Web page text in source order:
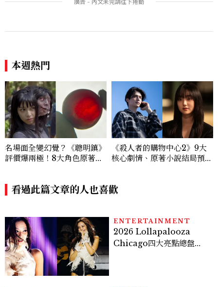
Sink
本週熱門
名場面全變幻覺？《聰明鎮》
評價爆兩極！8大角色原著差
玉果邏輯翻車
《殺人者的購物中心2》9大
核心劇情、原著小說結局預測
變
看過此篇文章的人也喜歡
ENTERTAINMENT
2026 Lollapalooza
Chicago四大亮點總盤